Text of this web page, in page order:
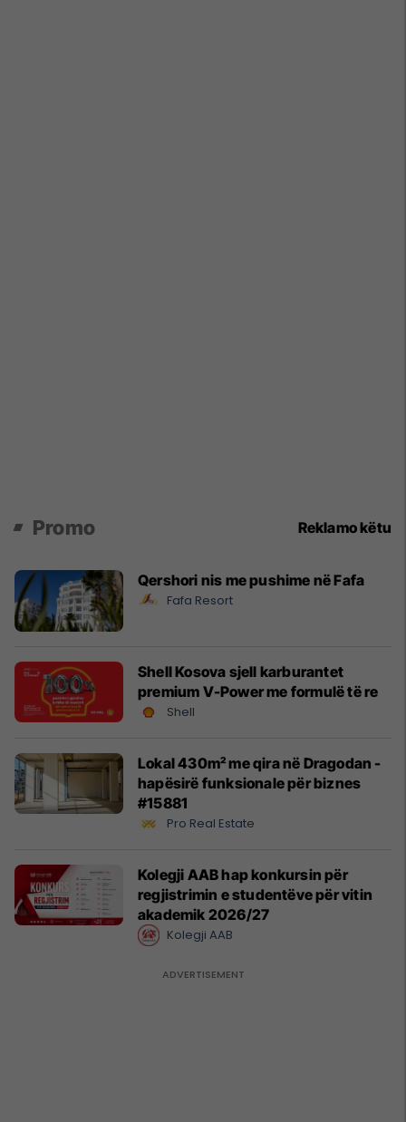
Promo Reklamo këtu
Qershori nis me pushime në Fafa
Fafa Resort
Shell Kosova sjell karburantet
premium V-Power me formulë të re
Shell
Lokal 430m² me qira në Dragodan -
hapësirë funksionale për biznes
#15881
Pro Real Estate
Kolegji AAB hap konkursin për
regjistrimin e studentëve për vitin
akademik 2026/27
Kolegji AAB